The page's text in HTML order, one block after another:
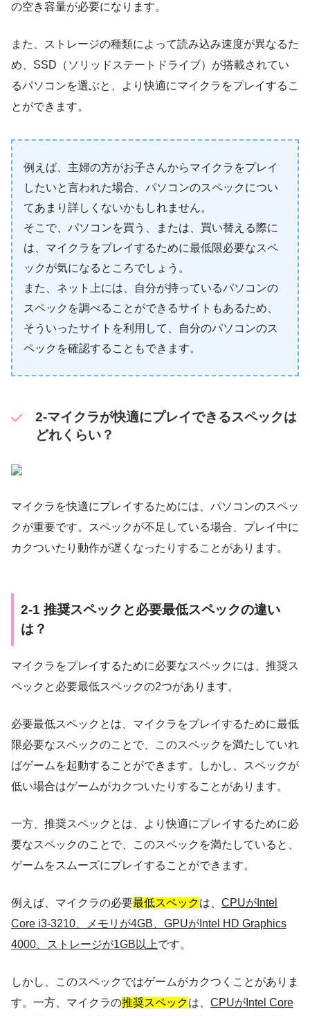
の空き容量が必要になります。
また、ストレージの種類によって読み込み速度が異なるた
め、SSD（ソリッドステートドライブ）が搭載されてい
るパソコンを選ぶと、より快適にマイクラをプレイするこ
とができます。
例えば、主婦の方がお子さんからマイクラをプレイ
したいと言われた場合、パソコンのスペックについ
てあまり詳しくないかもしれません。
そこで、パソコンを買う、または、買い替える際に
は、マイクラをプレイするために最低限必要なスペ
ックが気になるところでしょう。
また、ネット上には、自分が持っているパソコンの
スペックを調べることができるサイトもあるため、
そういったサイトを利用して、自分のパソコンのス
ペックを確認することもできます。
2-マイクラが快適にプレイできるスペックは
どれくらい？
マイクラを快適にプレイするためには、パソコンのスペッ
クが重要です。スペックが不足している場合、プレイ中に
カクついたり動作が遅くなったりすることがあります。
2-1 推奨スペックと必要最低スペックの違い
は？
マイクラをプレイするために必要なスペックには、推奨ス
ペックと必要最低スペックの2つがあります。
必要最低スペックとは、マイクラをプレイするために最低
限必要なスペックのことで、このスペックを満たしていれ
ばゲームを起動することができます。しかし、スペックが
低い場合はゲームがカクついたりすることがあります。
一方、推奨スペックとは、より快適にプレイするために必
要なスペックのことで、このスペックを満たしていると、
ゲームをスムーズにプレイすることができます。
例えば、マイクラの必要最低スペックは、 CPUがIntel
Core i3-3210、メモリが4GB、GPUがIntel HD Graphics
4000、ストレージが1GB以上です。
しかし、このスペックではゲームがカクつくことがありま
す。一方、マイクラの推奨スペックは、 CPUがIntel Core